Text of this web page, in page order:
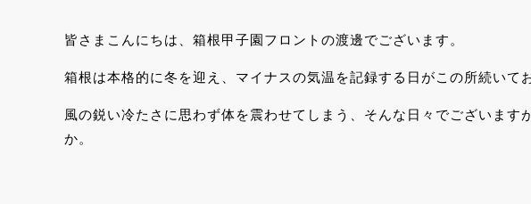
皆さまこんにちは、箱根甲子園フロントの渡邊でございます。
箱根は本格的に冬を迎え、マイナスの気温を記録する日がこの所続いて
風の鋭い冷たさに思わず体を震わせてしまう、そんな日々でございます
か。